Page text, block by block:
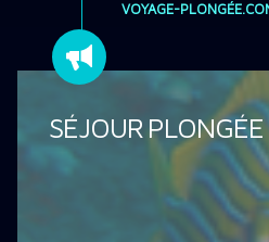
VOYAGE-
SÉJOUR PLONGÉE